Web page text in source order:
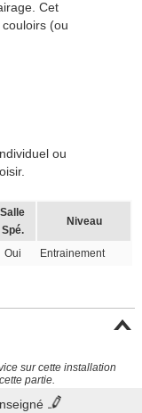
Cet
(ou
ou
Salle
Spé.
Niveau
Oui Entrainement
sur cette installation
partie.